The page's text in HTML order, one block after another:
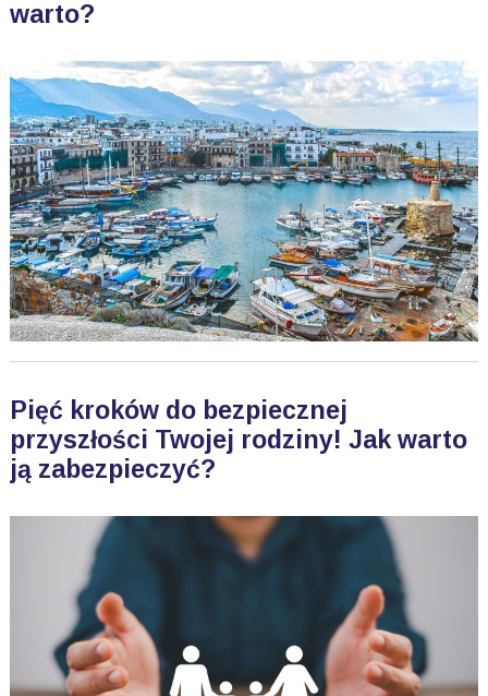
warto?
Pięć kroków do bezpiecznej
przyszłości Twojej rodziny! Jak warto
ją zabezpieczyć?